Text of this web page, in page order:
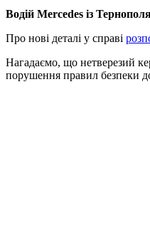
Водій Mercedes із
Про нові деталі у справі
Нагадаємо, що нетверезий
порушення правил безпеки